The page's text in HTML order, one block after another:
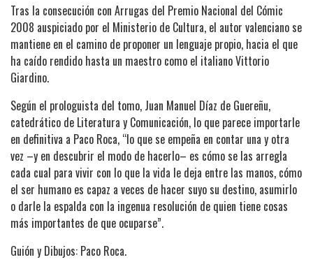
Tras la consecución con Arrugas del Premio Nacional del Cómic
2008 auspiciado por el Ministerio de Cultura, el autor valenciano se
mantiene en el camino de proponer un lenguaje propio, hacia el que
ha caído rendido hasta un maestro como el italiano Vittorio
Giardino.
Según el prologuista del tomo, Juan Manuel Díaz de Guereñu,
catedrático de Literatura y Comunicación, lo que parece importarle
en definitiva a Paco Roca, “lo que se empeña en contar una y otra
vez –y en descubrir el modo de hacerlo– es cómo se las arregla
cada cual para vivir con lo que la vida le deja entre las manos, cómo
el ser humano es capaz a veces de hacer suyo su destino, asumirlo
o darle la espalda con la ingenua resolución de quien tiene cosas
más importantes de que ocuparse”.
Guión y Dibujos: Paco Roca.